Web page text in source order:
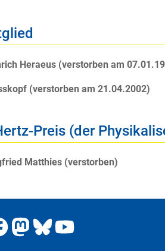
Heraeus (verstorben am
(verstorben am 21.04.2002)
Preis (der
Matthies (verstorben)